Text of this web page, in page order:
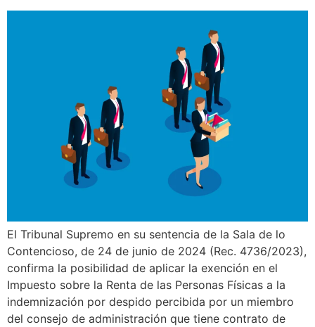
El Tribunal Supremo en su sentencia de la Sala de lo
Contencioso, de 24 de junio de 2024 (Rec. 4736/2023),
confirma la posibilidad de aplicar la exención en el
Impuesto sobre la Renta de las Personas Físicas a la
indemnización por despido percibida por un miembro
del consejo de administración que tiene contrato de